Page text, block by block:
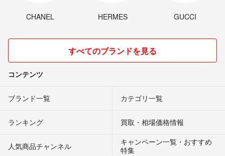
CHANEL HERMES GUCCI
すべてのブランドを見る
コンテンツ
ブランド一覧 カテゴリ一覧
ランキング 買取・相場価格情報
人気商品チャンネル
キャンペーン一覧・おすすめ
特集